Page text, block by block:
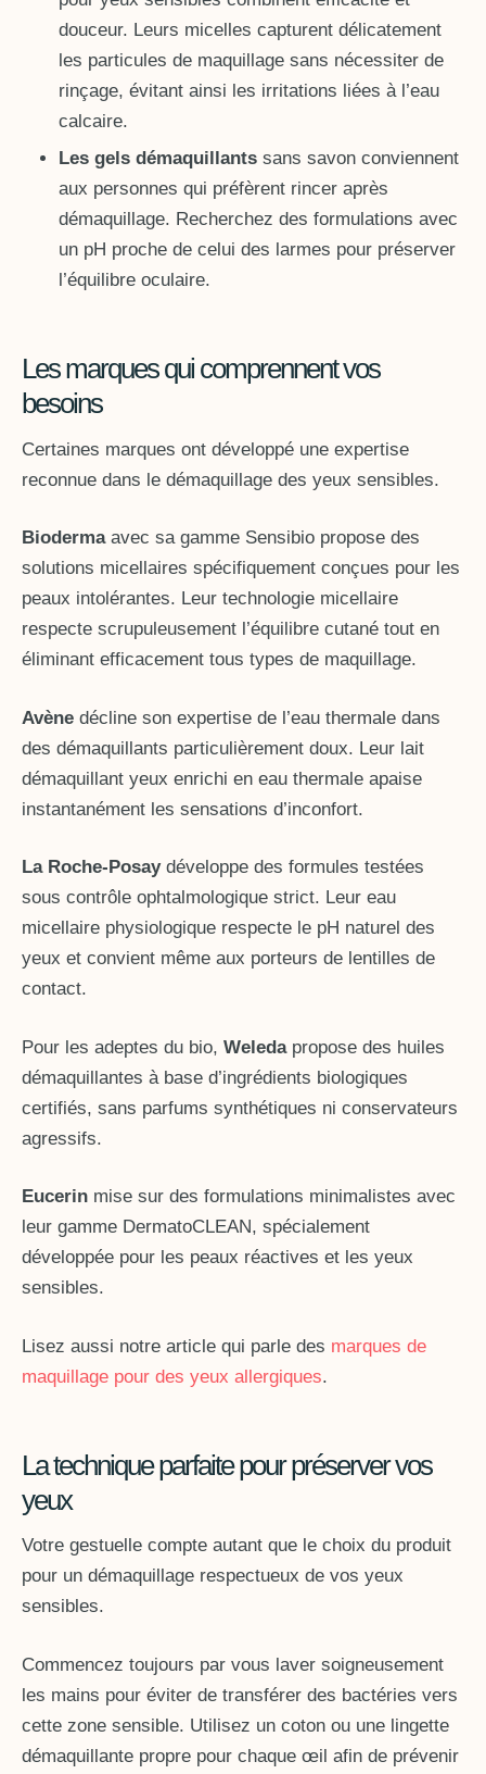
douceur. Leurs micelles capturent délicatement
les particules de maquillage sans nécessiter de
rinçage, évitant ainsi les irritations liées à l’eau
calcaire.
Les gels démaquillants sans savon conviennent
aux personnes qui préfèrent rincer après
démaquillage. Recherchez des formulations avec
un pH proche de celui des larmes pour préserver
l’équilibre oculaire.
Les marques qui comprennent vos
besoins
Certaines marques ont développé une expertise
reconnue dans le démaquillage des yeux sensibles.
Biodermaavec sa gamme Sensibio propose des
solutions micellaires spécifiquement conçues pour les
peaux intolérantes. Leur technologie micellaire
respecte scrupuleusement l’équilibre cutané tout en
éliminant efficacement tous types de maquillage.
Avène décline son expertise de l’eau thermale dans
des démaquillants particulièrement doux. Leur lait
démaquillant yeux enrichi en eau thermale apaise
instantanément les sensations d’inconfort.
La Roche-Posaydéveloppe des formules testées
sous contrôle ophtalmologique strict. Leur eau
micellaire physiologique respecte le pH naturel des
yeux et convient même aux porteurs de lentilles de
contact.
Pour les adeptes du bio, Weledapropose des huiles
démaquillantes à base d’ingrédients biologiques
certifiés, sans parfums synthétiques ni conservateurs
agressifs.
Eucerin mise sur des formulations minimalistes avec
leur gamme DermatoCLEAN, spécialement
développée pour les peaux réactives et les yeux
sensibles.
Lisez aussi notre article qui parle des marques de
maquillage pour des yeux allergiques.
La technique parfaite pour préserver vos
yeux
Votre gestuelle compte autant que le choix du produit
pour un démaquillage respectueux de vos yeux
sensibles.
Commencez toujours par vous laver soigneusement
les mains pour éviter de transférer des bactéries vers
cette zone sensible. Utilisez un coton ou une lingette
démaquillante propre pour chaque œil afin de prévenir